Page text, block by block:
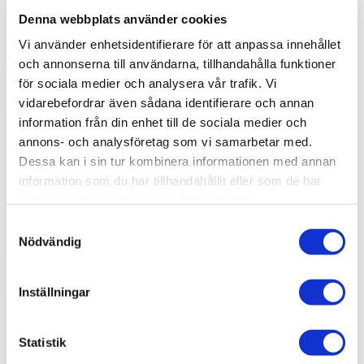
Denna webbplats använder cookies
Vi använder enhetsidentifierare för att anpassa innehållet
och annonserna till användarna, tillhandahålla funktioner
för sociala medier och analysera vår trafik. Vi
vidarebefordrar även sådana identifierare och annan
information från din enhet till de sociala medier och
annons- och analysföretag som vi samarbetar med.
Dessa kan i sin tur kombinera informationen med annan
information som du har tillhandahållit eller som de har
Nödvändig
Inställningar
Statistik
Nya mellanlägg 1145×745 mm av 3
mm board
Nya mellanlägg 545×745 mm av 3